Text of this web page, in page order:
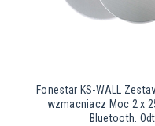
Fonestar KS-WALL
wzmacniacz Moc 2 x
Bluetooth.